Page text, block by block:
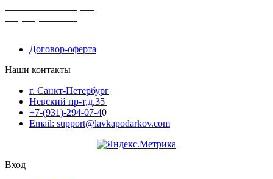
Договор-оферта
Наши контакты
г. Санкт-Петербург
Невский пр-т,д.35
+7-(931)-294-07-40
Email: support@lavkapodarkov.com
Вход